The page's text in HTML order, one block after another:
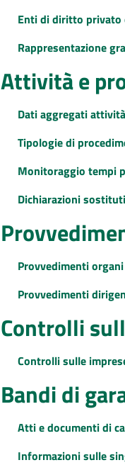
Enti di diritto
Rappresentazione
Attività e
Dati aggregati
Tipologie di
Monitoraggio tempi
Dichiarazioni
Provvedimenti
Provvedimenti
Controlli
Controlli sulle
Bandi di
Atti e documenti di
Informazioni sulle